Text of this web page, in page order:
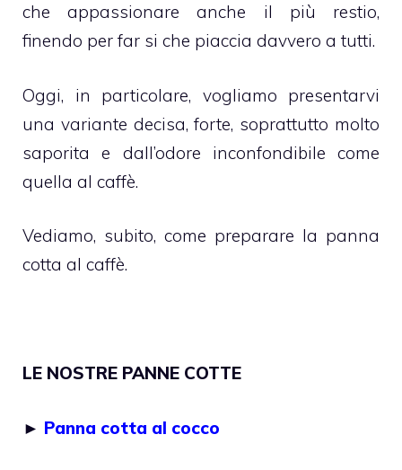
che appassionare anche il più restio,
finendo per far si che piaccia davvero a tutti.
Oggi, in particolare, vogliamo presentarvi
una variante decisa, forte, soprattutto molto
saporita e dall’odore inconfondibile come
quella al caffè.
Vediamo, subito, come preparare la panna
cotta al caffè.
LE NOSTRE PANNE COTTE
► Panna cotta al cocco